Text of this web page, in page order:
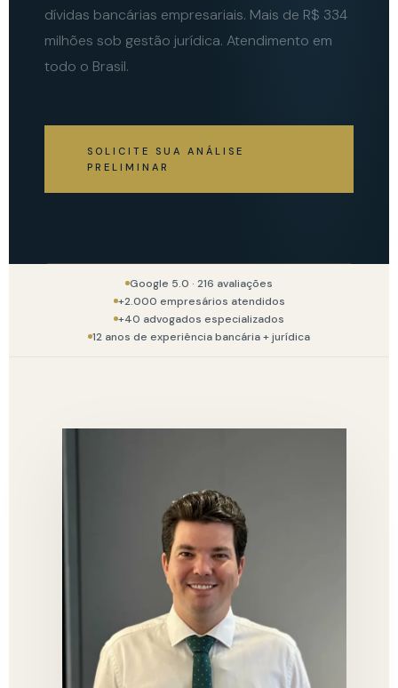
dívidas bancárias empresariais. Mais de R$ 334
milhões sob gestão jurídica. Atendimento em
todo o Brasil.
SOLICITE SUA ANÁLISE
PRELIMINAR
Google 5.0 · 216 avaliações
+2.000 empresários atendidos
+40 advogados especializados
12 anos de experiência bancária + jurídica